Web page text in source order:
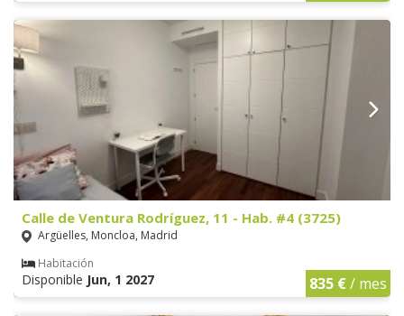
Calle de Ventura Rodríguez, 11 - Hab. #4 (3725)
Argüelles, Moncloa, Madrid
Habitación
Disponible Jun, 1 2027 835 €/ mes